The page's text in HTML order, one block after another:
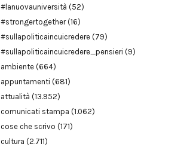
#lanuovauniversità (52)
#strongertogether(16)
#sullapoliticaincuicredere (79)
#sullapoliticaincuicredere_pensieri (9)
ambiente (664)
appuntamenti (681)
attualità (13.952)
comunicati stampa (1.062)
cose che scrivo (171)
cultura (2.711)